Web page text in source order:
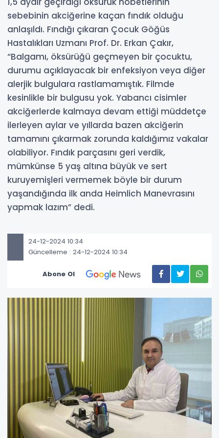
sebebinin akciğerine kaçan fındık olduğu
anlaşıldı. Fındığı çıkaran Çocuk Göğüs
Hastalıkları Uzmanı Prof. Dr. Erkan Çakır,
“Balgamı, öksürüğü geçmeyen bir çocuktu,
durumu açıklayacak bir enfeksiyon veya diğer
alerjik bulgulara rastlamamıştık. Filmde
kesinlikle bir bulgusu yok. Yabancı cisimler
akciğerlerde kalmaya devam ettiği müddetçe
ilerleyen aylar ve yıllarda bazen akciğerin
tamamını çıkarmak zorunda kaldığımız vakalar
olabiliyor. Fındık parçasını geri verdik,
mümkünse 5 yaş altına büyük ve sert
kuruyemişleri vermemek böyle bir durum
yaşandığında ilk anda Heimlich Manevrasını
yapmak lazım” dedi.
24-12-2024 10:34
Güncelleme : 24-12-2024 10:34
Abone Ol